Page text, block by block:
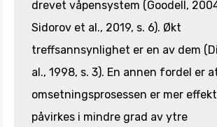
drevet våpensystem (Goodell,
Sidorov et al., 2019, s. 6). Økt
treffsannsynlighet er en av dem
al., 1998, s. 3). En annen fordel er
omsetningsprosessen er mer
påvirkes i mindre grad av ytre